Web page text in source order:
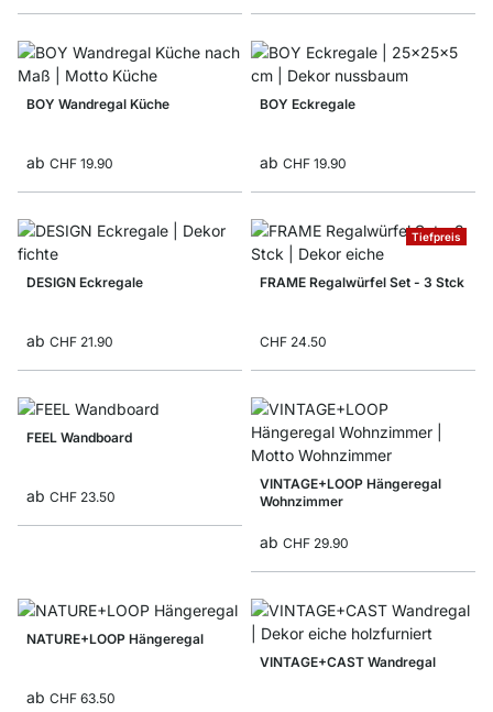
BOY Wandregal Küche
ab CHF 19.90
BOY Eckregale
ab CHF 19.90
DESIGN Eckregale
ab CHF 21.90
Tiefpreis
FRAME Regalwürfel Set - 3 Stck
CHF 24.50
FEEL Wandboard
ab CHF 23.50
VINTAGE+LOOP Hängeregal
Wohnzimmer
ab CHF 29.90
NATURE+LOOP Hängeregal
ab CHF 63.50
VINTAGE+CAST Wandregal